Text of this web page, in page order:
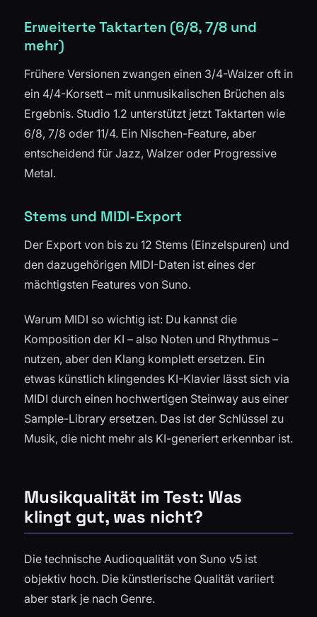
Erweiterte Taktarten (6/8, 7/8 und
mehr)
Frühere Versionen zwangen einen 3/4-Walzer oft in
ein 4/4-Korsett – mit unmusikalischen Brüchen als
Ergebnis. Studio 1.2 unterstützt jetzt Taktarten wie
6/8, 7/8 oder 11/4. Ein Nischen-Feature, aber
entscheidend für Jazz, Walzer oder Progressive
Metal.
Stems und MIDI-Export
Der Export von bis zu 12 Stems (Einzelspuren) und
den dazugehörigen MIDI-Daten ist eines der
mächtigsten Features von Suno.
Warum MIDI so wichtig ist: Du kannst die
Komposition der KI – also Noten und Rhythmus –
nutzen, aber den Klang komplett ersetzen. Ein
etwas künstlich klingendes KI-Klavier lässt sich via
MIDI durch einen hochwertigen Steinway aus einer
Sample-Library ersetzen. Das ist der Schlüssel zu
Musik, die nicht mehr als KI-generiert erkennbar ist.
Musikqualität im Test: Was
klingt gut, was nicht?
Die technische Audioqualität von Suno v5 ist
objektiv hoch. Die künstlerische Qualität variiert
aber stark je nach Genre.